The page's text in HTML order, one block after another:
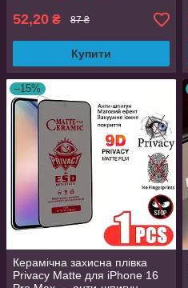
52,20 ₴ 87 ₴
Купити
–15%
Керамічна захисна плівка
Privacy Matte для iPhone 16